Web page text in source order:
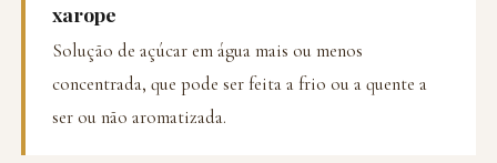
xarope
Solução de açúcar em água mais ou menos
concentrada, que pode ser feita a frio ou a quente a
ser ou não aromatizada.